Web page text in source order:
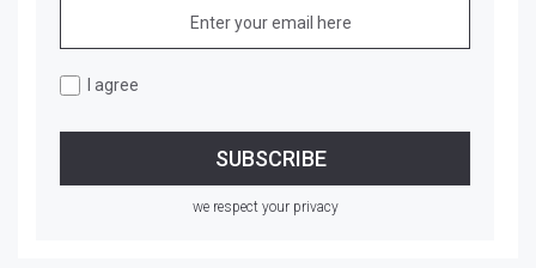
I agree
we respect your privacy